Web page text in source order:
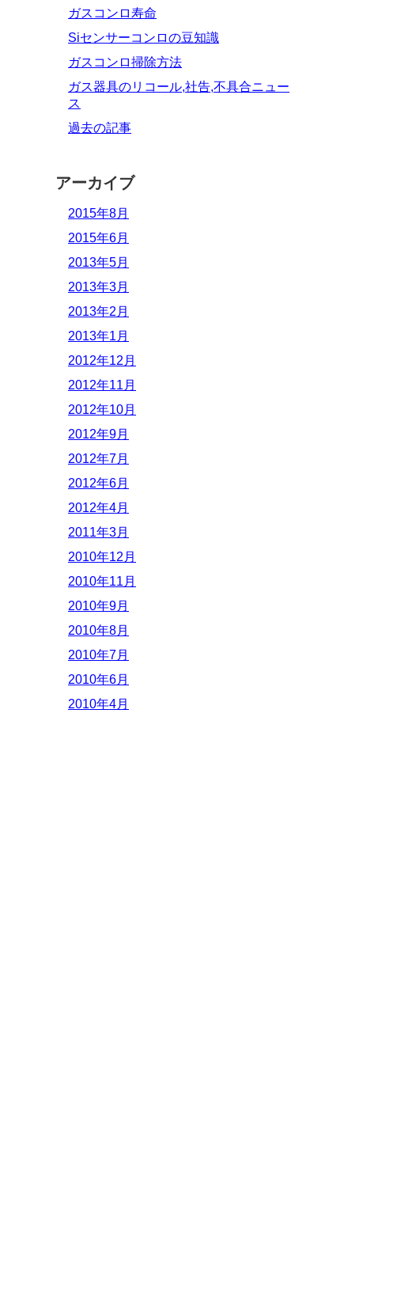
ガスコンロ寿命
Siセンサーコンロの豆知識
ガスコンロ掃除方法
ガス器具のリコール,社告,不具合ニュー
ス
過去の記事
アーカイブ
2015年8月
2015年6月
2013年5月
2013年3月
2013年2月
2013年1月
2012年12月
2012年11月
2012年10月
2012年9月
2012年7月
2012年6月
2012年4月
2011年3月
2010年12月
2010年11月
2010年9月
2010年8月
2010年7月
2010年6月
2010年4月